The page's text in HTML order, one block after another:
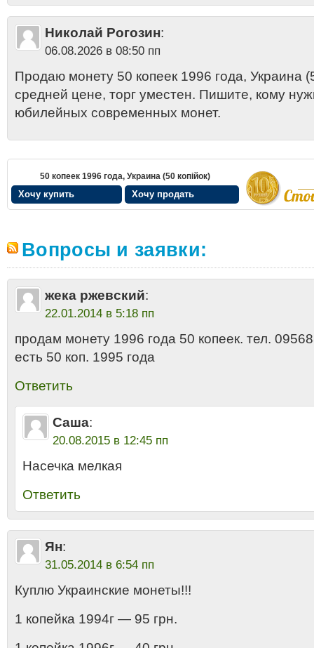
Николай Рогозин:
06.08.2026 в 08:50 пп
Продаю монету 50 копеек 1996 года, Украина
средней цене, торг уместен. Пишите, кому
юбилейных современных монет.
50 копеек 1996 года, Украина (50 копiйок)
Хочу купить Хочу продать
Вопросы и заявки:
жека ржевский:
22.01.2014 в 5:18 пп
продам монету 1996 года 50 копеек. тел.
есть 50 коп. 1995 года
Ответить
Саша:
20.08.2015 в 12:45 пп
Насечка мелкая
Ответить
Ян:
31.05.2014 в 6:54 пп
Куплю Украинские монеты!!!
1 копейка 1994г — 95 грн.